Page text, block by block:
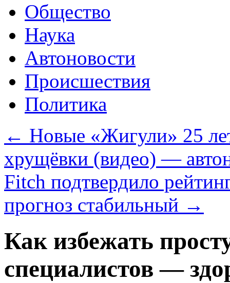
Общество
Наука
Автоновости
Происшествия
Политика
← Новые «Жигули» 25
хрущёвки (видео) —
Fitch подтвердило
прогноз стабильный →
Как избежать
специалистов —